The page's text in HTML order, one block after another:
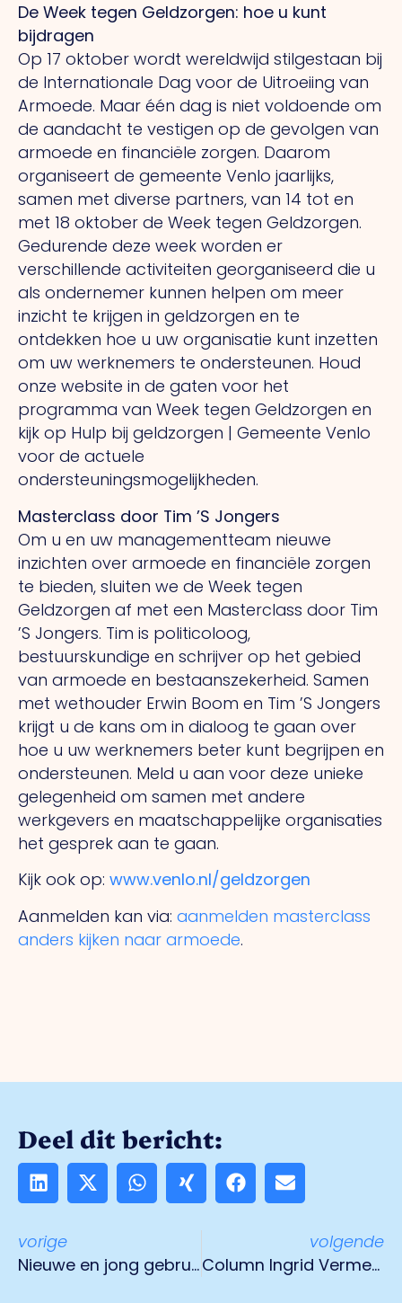
De Week tegen Geldzorgen: hoe u kunt
bijdragen
Op 17 oktober wordt wereldwijd stilgestaan bij
de Internationale Dag voor de Uitroeiing van
Armoede. Maar één dag is niet voldoende om
de aandacht te vestigen op de gevolgen van
armoede en financiële zorgen. Daarom
organiseert de gemeente Venlo jaarlijks,
samen met diverse partners, van 14 tot en
met 18 oktober de Week tegen Geldzorgen.
Gedurende deze week worden er
verschillende activiteiten georganiseerd die u
als ondernemer kunnen helpen om meer
inzicht te krijgen in geldzorgen en te
ontdekken hoe u uw organisatie kunt inzetten
om uw werknemers te ondersteunen. Houd
onze website in de gaten voor het
programma van Week tegen Geldzorgen en
kijk op Hulp bij geldzorgen | Gemeente Venlo
voor de actuele
ondersteuningsmogelijkheden.
Masterclass door Tim ’S Jongers
Om u en uw managementteam nieuwe
inzichten over armoede en financiële zorgen
te bieden, sluiten we de Week tegen
Geldzorgen af met een Masterclass door Tim
’S Jongers. Tim is politicoloog,
bestuurskundige en schrijver op het gebied
van armoede en bestaanszekerheid. Samen
met wethouder Erwin Boom en Tim ’S Jongers
krijgt u de kans om in dialoog te gaan over
hoe u uw werknemers beter kunt begrijpen en
ondersteunen. Meld u aan voor deze unieke
gelegenheid om samen met andere
werkgevers en maatschappelijke organisaties
het gesprek aan te gaan.
Kijk ook op: www.venlo.nl/geldzorgen
Aanmelden kan via: aanmelden masterclass
anders kijken naar armoede.
Deel dit bericht:
vorige
Nieuwe en jong gebruikte auto’s specialist: Starcar Outlet Cars in Weert
volgende
Column Ingrid Vermeer: ‘Innovatie begint met anders denken’